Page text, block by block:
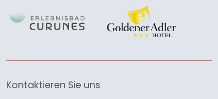
Kontaktieren Sie uns